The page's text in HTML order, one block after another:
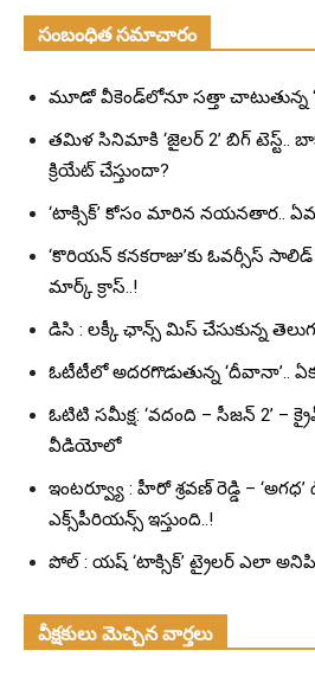
సంబంధిత సమాచారం
మూడో వీకెండ్‌లోనూ సత్తా చాటుతున్న
తమిళ సినిమాకి ‘జైలర్ 2’ బిగ్ టెస్ట్..
క్రియేట్ చేస్తుందా?
‘టాక్సిక్’ కోసం మారిన నయనతార..
‘కొరియన్ కనకరాజు’కు ఓవర్సీస్
మార్క్ క్రాస్..!
డిసి : లక్కీ ఛాన్స్ మిస్ చేసుకున్న
ఓటీటీలో అదరగొడుతున్న ‘దీవానా’..
ఓటిటి సమీక్ష: ‘వదంది – సీజన్ 2’ –
వీడియోలో
ఇంటర్వ్యూ : హీరో శ్రవణ్ రెడ్డి – ‘అగధ’
ఎక్స్‌పీరియన్స్ ఇస్తుంది..!
పోల్ : యష్ ‘టాక్సిక్’ ట్రైలర్ ఎలా
వీక్షకులు మెచ్చిన వార్తలు